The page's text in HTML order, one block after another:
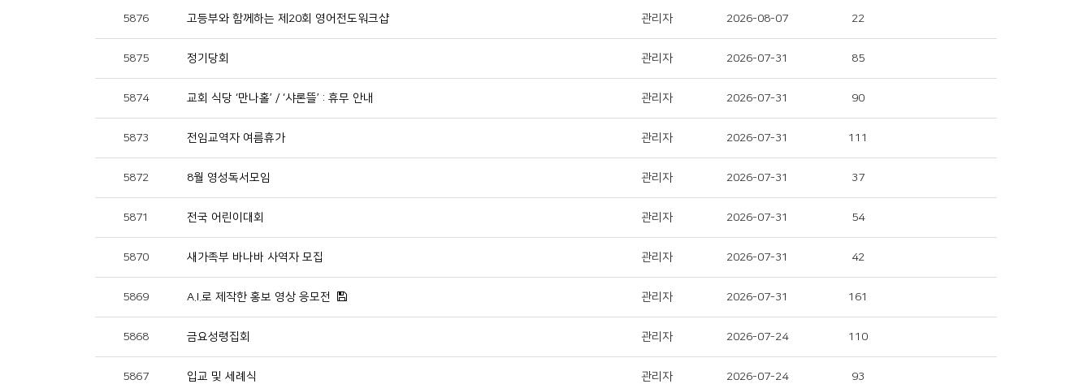
5876 고등부와 함께하는 제20회 영어전도워크샵 관리자 2026-08-07 22
5875 정기당회 관리자 2026-07-31 85
5874 교회 식당 ‘만나홀’ / ‘샤론뜰’ : 휴무 안내 관리자 2026-07-31 90
5873 전임교역자 여름휴가 관리자 2026-07-31 111
5872 8월 영성독서모임 관리자 2026-07-31 37
5871 전국 어린이대회 관리자 2026-07-31 54
5870 새가족부 바나바 사역자 모집 관리자 2026-07-31 42
5869 A.I.로 제작한 홍보 영상 응모전 관리자 2026-07-31 161
5868 금요성령집회 관리자 2026-07-24 110
5867 입교 및 세례식 관리자 2026-07-24 93